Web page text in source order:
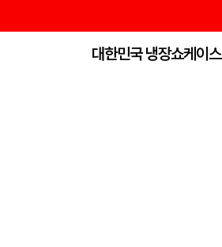
대한민국 냉장쇼케이